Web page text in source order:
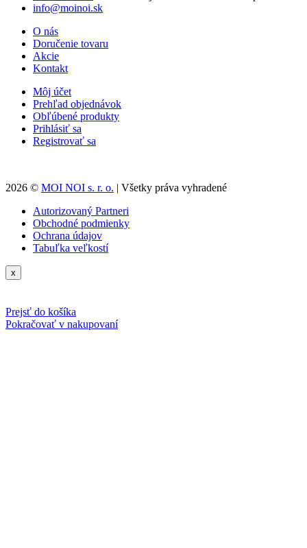
info@moinoi.sk
O nás
Doručenie tovaru
Akcie
Kontakt
Môj účet
Prehľad objednávok
Obľúbené produkty
Prihlásiť sa
Registrovať sa
2026 © MOI NOI s. r. o. | Všetky práva vyhradené
Autorizovaný Partneri
Obchodné podmienky
Ochrana údajov
Tabuľka veľkostí
x
Prejsť do košíka
Pokračovať v nakupovaní